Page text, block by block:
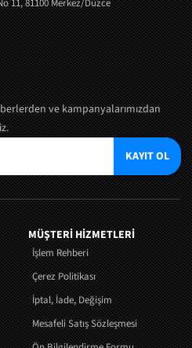
11, 81100 Merkez/Düzce
ve kampanyalarımızdan
KAYIT OL
MÜŞTERI HIZMETLERI
İşlem Rehberi
Çerez Politikası
İptal, İade, Değişim
Mesafeli Satış Sözleşmesi